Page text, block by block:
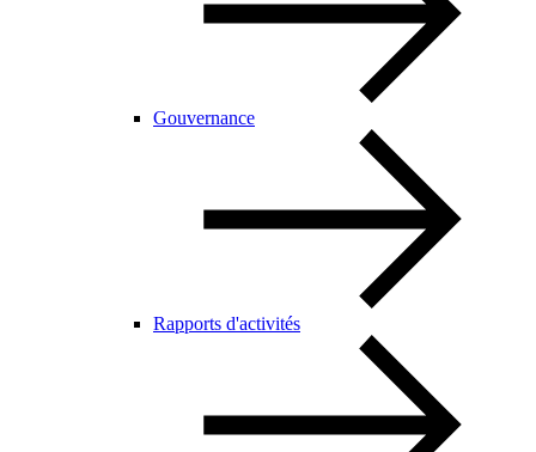
Gouvernance
Rapports d'activités